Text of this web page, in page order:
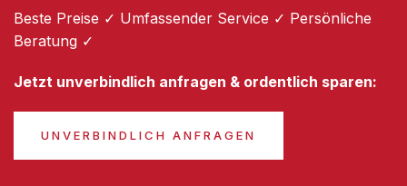
Beste Preise ✓ Umfassender Service ✓ Persönliche
Beratung ✓
Jetzt unverbindlich anfragen & ordentlich sparen:
UNVERBINDLICH ANFRAGEN